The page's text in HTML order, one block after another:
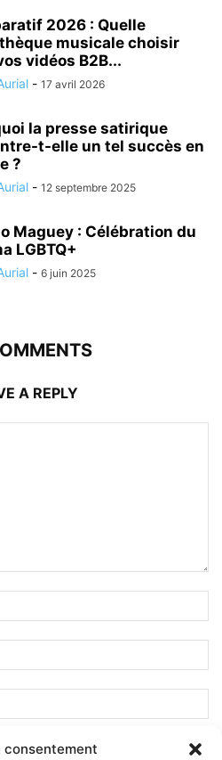
consentement
2026 : Quelle
musicale choisir
vidéos B2B...
- 17 avril 2026
la presse satirique
t-elle un tel succès en
?
- 12 septembre 2025
Maguey : Célébration du
LGBTQ+
- 6 juin 2025
A REPLY